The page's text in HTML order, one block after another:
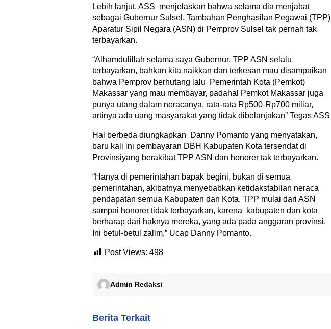
Lebih lanjut, ASS menjelaskan bahwa selama dia menjabat
sebagai Gubernur Sulsel, Tambahan Penghasilan Pegawai (TPP)
Aparatur Sipil Negara (ASN) di Pemprov Sulsel tak pernah tak
terbayarkan.
“Alhamdulillah selama saya Gubernur, TPP ASN selalu
terbayarkan, bahkan kita naikkan dan terkesan mau disampaikan
bahwa Pemprov berhutang lalu Pemerintah Kota (Pemkot)
Makassar yang mau membayar, padahal Pemkot Makassar juga
punya utang dalam neracanya, rata-rata Rp500-Rp700 miliar,
artinya ada uang masyarakat yang tidak dibelanjakan” Tegas ASS
Hal berbeda diungkapkan Danny Pomanto yang menyatakan,
baru kali ini pembayaran DBH Kabupaten Kota tersendat di
Provinsiyang berakibat TPP ASN dan honorer tak terbayarkan.
“Hanya di pemerintahan bapak begini, bukan di semua
pemerintahan, akibatnya menyebabkan ketidakstabilan neraca
pendapatan semua Kabupaten dan Kota. TPP mulai dari ASN
sampai honorer tidak terbayarkan, karena kabupaten dan kota
berharap dari haknya mereka, yang ada pada anggaran provinsi.
Ini betul-betul zalim,” Ucap Danny Pomanto.
Post Views: 498
Admin Redaksi
Berita Terkait